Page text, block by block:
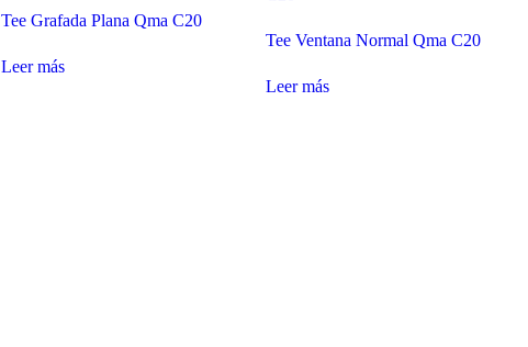
Tee Grafada Plana Qma C20
Leer más
Tee Ventana Normal Qma C20
Leer más